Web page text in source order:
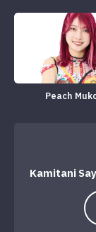
Peach
Kamitani